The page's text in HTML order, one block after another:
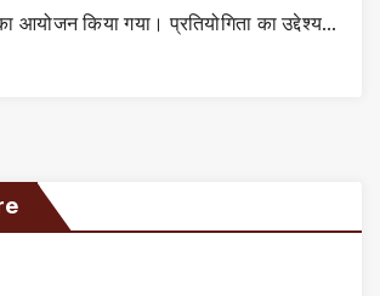
आयोजन किया गया। प्रतियोगिता का उद्देश्य…